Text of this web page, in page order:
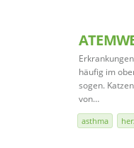
häufig im
sogen.
von…
asthma